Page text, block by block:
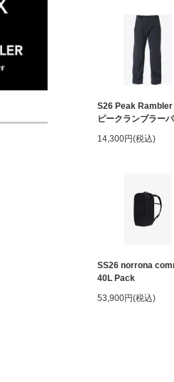
S26 Peak
ピークランブラー
14,300円(税込)
SS26 norrona
40L Pack
53,900円(税込)